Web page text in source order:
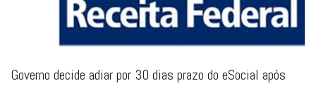
Governo decide adiar por 30 dias prazo do eSocial após